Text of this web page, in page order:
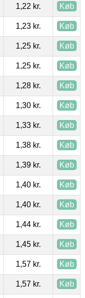
1,22 kr. Køb
1,23 kr. Køb
1,25 kr. Køb
1,25 kr. Køb
1,28 kr. Køb
1,30 kr. Køb
1,33 kr. Køb
1,38 kr. Køb
1,39 kr. Køb
1,40 kr. Køb
1,40 kr. Køb
1,44 kr. Køb
1,45 kr. Køb
1,57 kr. Køb
1,57 kr. Køb